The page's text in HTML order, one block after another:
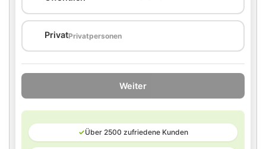
PrivatPrivatpersonen
Weiter
✓Über 2500 zufriedene Kunden